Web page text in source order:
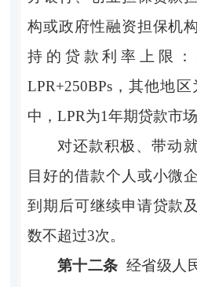
构或政府性融资担保机
持的贷款利率上限：
LPR+250BPs，其他地区
中，LPR为1年期贷款市场
对还款积极、带动
目好的借款个人或小微
到期后可继续申请贷款
数不超过3次。
第十二条 经省级人